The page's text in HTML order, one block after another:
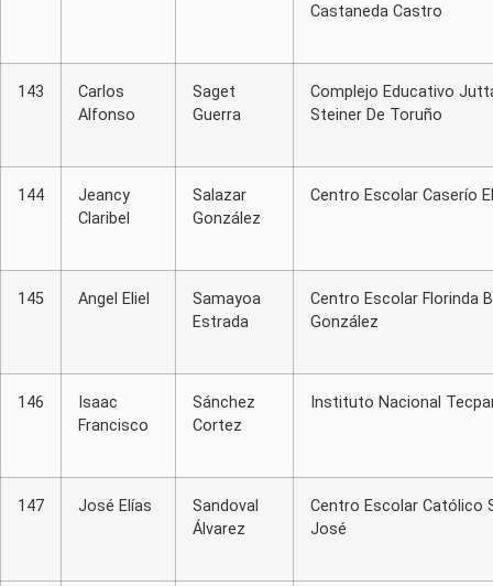
Castaneda Castro
143
Carlos
Alfonso
Saget
Guerra
Complejo Educativo
Steiner De Toruño
144
Jeancy
Claribel
Salazar
González
Centro Escolar Caserío
145 Angel Eliel
Samayoa
Estrada
Centro Escolar Florinda
González
146
Isaac
Francisco
Sánchez
Cortez
Instituto Nacional
147 José Elías
Sandoval
Álvarez
Centro Escolar Católico
José